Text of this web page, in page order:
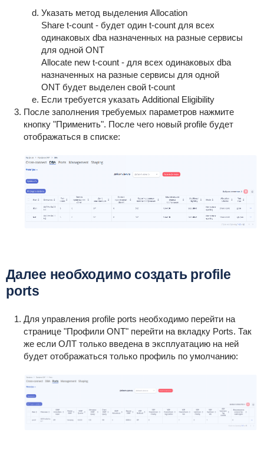
Указать метод выделения Allocation
Share t-count - будет один t-count для всех
одинаковых dba назначенных на разные сервисы
для одной ONT
Allocate new t-count - для всех одинаковых dba
назначенных на разные сервисы для одной
ONT будет выделен свой t-count
Если требуется указать Additional Eligibility
После заполнения требуемых параметров нажмите
кнопку "Применить". После чего новый profile будет
отображаться в списке:
Далее необходимо создать profile
ports
Для управления profile ports необходимо перейти на
странице "Профили ONT" перейти на вкладку Ports. Так
же если ОЛТ только введена в эксплуатацию на ней
будет отображаться только профиль по умолчанию: